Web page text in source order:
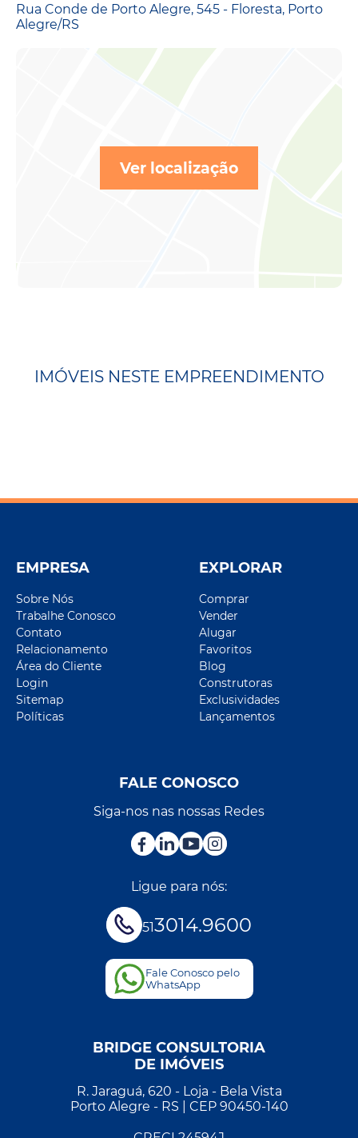
Rua Conde de Porto Alegre, 545 - Floresta, Porto
Alegre/RS
Ver localização
IMÓVEIS NESTE EMPREENDIMENTO
EMPRESA
Sobre Nós
Trabalhe Conosco
Contato
Relacionamento
Área do Cliente
Login
Sitemap
Políticas
EXPLORAR
Comprar
Vender
Alugar
Favoritos
Blog
Construtoras
Exclusividades
Lançamentos
FALE CONOSCO
Siga-nos nas nossas Redes
Ligue para nós:
513014.9600
Fale Conosco pelo
WhatsApp
BRIDGE CONSULTORIA
DE IMÓVEIS
R. Jaraguá, 620 - Loja - Bela Vista
Porto Alegre - RS | CEP 90450-140